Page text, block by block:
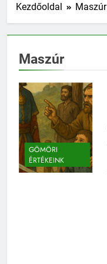
Kezdőoldal Maszúr
Maszúr
GÖMÖRI
ÉRTÉKEINK